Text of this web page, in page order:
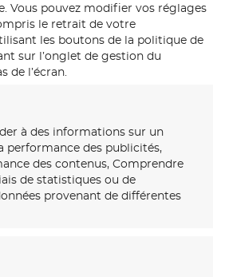
Vous pouvez modifier vos réglages
le retrait de votre
les boutons de la politique de
sur l’onglet de gestion du
de l’écran.
à des informations sur un
performance des publicités,
des contenus, Comprendre
de statistiques ou de
provenant de différentes